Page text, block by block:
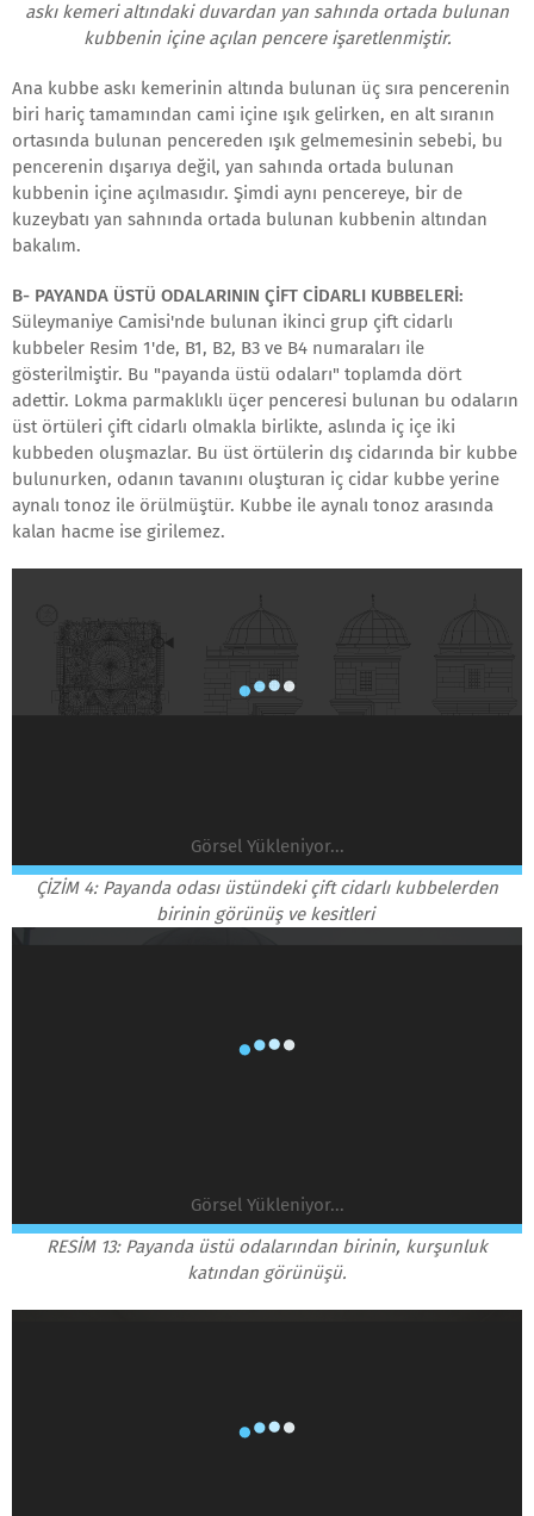
askı kemeri altındaki duvardan yan sahında ortada bulunan
kubbenin içine açılan pencere işaretlenmiştir.
Ana kubbe askı kemerinin altında bulunan üç sıra pencerenin
biri hariç tamamından cami içine ışık gelirken, en alt sıranın
ortasında bulunan pencereden ışık gelmemesinin sebebi, bu
pencerenin dışarıya değil, yan sahında ortada bulunan
kubbenin içine açılmasıdır. Şimdi aynı pencereye, bir de
kuzeybatı yan sahnında ortada bulunan kubbenin altından
bakalım.
B- PAYANDA ÜSTÜ ODALARININ ÇİFT CİDARLI KUBBELERİ:
Süleymaniye Camisi'nde bulunan ikinci grup çift cidarlı
kubbeler Resim 1'de, B1, B2, B3 ve B4 numaraları ile
gösterilmiştir. Bu "payanda üstü odaları" toplamda dört
adettir. Lokma parmaklıklı üçer penceresi bulunan bu odaların
üst örtüleri çift cidarlı olmakla birlikte, aslında iç içe iki
kubbeden oluşmazlar. Bu üst örtülerin dış cidarında bir kubbe
bulunurken, odanın tavanını oluşturan iç cidar kubbe yerine
aynalı tonoz ile örülmüştür. Kubbe ile aynalı tonoz arasında
kalan hacme ise girilemez.
Görsel Yükleniyor...
ÇİZİM 4: Payanda odası üstündeki çift cidarlı kubbelerden
birinin görünüş ve kesitleri
Görsel Yükleniyor...
RESİM 13: Payanda üstü odalarından birinin, kurşunluk
katından görünüşü.